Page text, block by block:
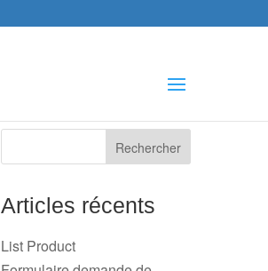
Articles récents
List Product